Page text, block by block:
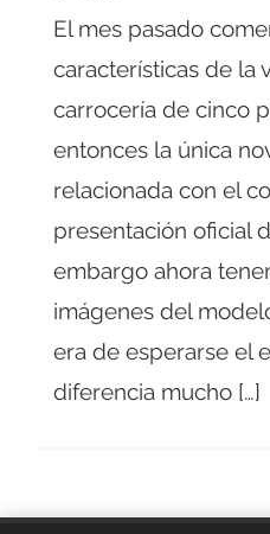
El mes pasado
características de la
carrocería de cinco
entonces la única
relacionada con el
presentación oficial
embargo ahora
imágenes del
era de esperarse el
diferencia mucho […]